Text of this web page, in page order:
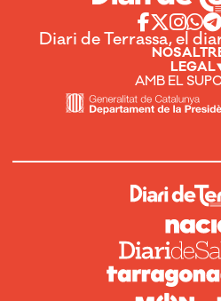
Diari de Terrassa, el
LEGAL
AMB EL